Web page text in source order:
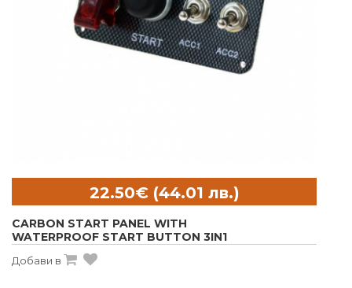
CARBON START PANEL WITH
WATERPROOF START BUTTON 3IN1
Добави в